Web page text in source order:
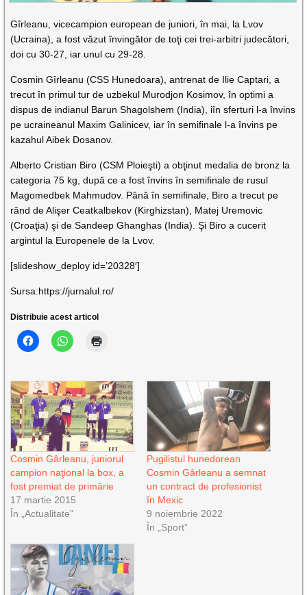
Gîrleanu, vicecampion european de juniori, în mai, la Lvov
(Ucraina), a fost văzut învingător de toţi cei trei-arbitri judecători,
doi cu 30-27, iar unul cu 29-28.
Cosmin Gîrleanu (CSS Hunedoara), antrenat de Ilie Captari, a
trecut în primul tur de uzbekul Murodjon Kosimov, în optimi a
dispus de indianul Barun Shagolshem (India), iîn sferturi l-a învins
pe ucraineanul Maxim Galinicev, iar în semifinale l-a învins pe
kazahul Aibek Dosanov.
Alberto Cristian Biro (CSM Ploieşti) a obţinut medalia de bronz la
categoria 75 kg, după ce a fost învins în semifinale de rusul
Magomedbek Mahmudov. Până în semifinale, Biro a trecut pe
rând de Alişer Ceatkalbekov (Kirghizstan), Matej Uremovic
(Croaţia) şi de Sandeep Ghanghas (India). Şi Biro a cucerit
argintul la Europenele de la Lvov.
[slideshow_deploy id=’20328′]
Sursa:https://jurnalul.ro/
Distribuie acest articol
Cosmin Gârleanu, juniorul
campion naţional la box, a
fost premiat de primărie
17 martie 2015
În „Actualitate”
Pugilistul hunedorean
Cosmin Gârleanu a semnat
un contract de profesionist
în Mexic
9 noiembrie 2022
În „Sport”